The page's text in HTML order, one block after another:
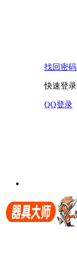
找回密码
快速登录
QQ登录